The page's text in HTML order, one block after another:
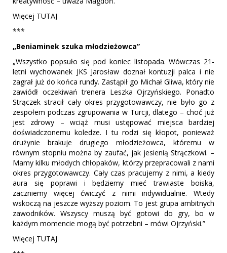
Więcej TUTAJ
***
„Beniaminek szuka młodzieżowca”
„Wszystko popsuło się pod koniec listopada. Wówczas 21-
letni wychowanek JKS Jarosław doznał kontuzji palca i nie
zagrał już do końca rundy. Zastąpił go Michał Gliwa, który nie
zawiódł oczekiwań trenera Leszka Ojrzyńskiego. Ponadto
Strączek stracił cały okres przygotowawczy, nie było go z
zespołem podczas zgrupowania w Turcji, dlatego – choć już
jest zdrowy – wciąż musi ustępować miejsca bardziej
doświadczonemu koledze. I tu rodzi się kłopot, ponieważ
drużynie brakuje drugiego młodzieżowca, któremu w
równym stopniu można by zaufać, jak jesienią Strączkowi. –
Mamy kilku młodych chłopaków, którzy przepracowali z nami
okres przygotowawczy. Cały czas pracujemy z nimi, a kiedy
aura się poprawi i będziemy mieć trawiaste boiska,
zaczniemy więcej ćwiczyć z nimi indywidualnie. Wtedy
wskoczą na jeszcze wyższy poziom. To jest grupa ambitnych
zawodników. Wszyscy muszą być gotowi do gry, bo w
każdym momencie mogą być potrzebni – mówi Ojrzyński.”
Więcej TUTAJ